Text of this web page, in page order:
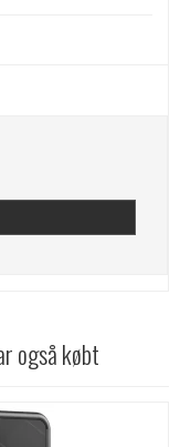
også købt